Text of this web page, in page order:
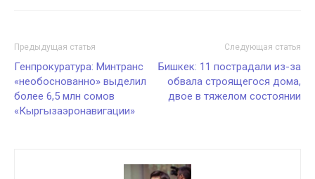
Предыдущая статья
Генпрокуратура: Минтранс
«необоснованно» выделил
более 6,5 млн сомов
«Кыргызаэронавигации»
Следующая статья
Бишкек: 11 пострадали из-за
обвала строящегося дома,
двое в тяжелом состоянии